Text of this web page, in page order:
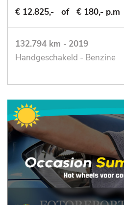
€ 12.825,-
of € 180,- p.m
132.794 km - 2019
Handgeschakeld - Benzine